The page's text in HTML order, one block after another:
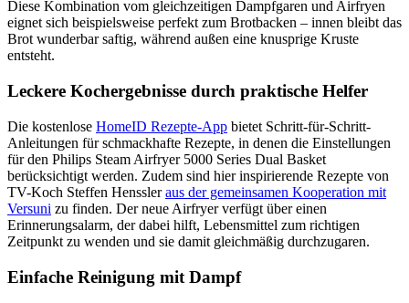
Diese Kombination vom gleichzeitigen Dampfgaren und Airfryen
eignet sich beispielsweise perfekt zum Brotbacken – innen bleibt das
Brot wunderbar saftig, während außen eine knusprige Kruste
entsteht.
Leckere Kochergebnisse durch praktische Helfer
Die kostenlose HomeID Rezepte-App bietet Schritt-für-Schritt-
Anleitungen für schmackhafte Rezepte, in denen die Einstellungen
für den Philips Steam Airfryer 5000 Series Dual Basket
berücksichtigt werden. Zudem sind hier inspirierende Rezepte von
TV-Koch Steffen Henssleraus der gemeinsamen Kooperation mit
Versuni zu finden. Der neue Airfryer verfügt über einen
Erinnerungsalarm, der dabei hilft, Lebensmittel zum richtigen
Zeitpunkt zu wenden und sie damit gleichmäßig durchzugaren.
Einfache Reinigung mit Dampf